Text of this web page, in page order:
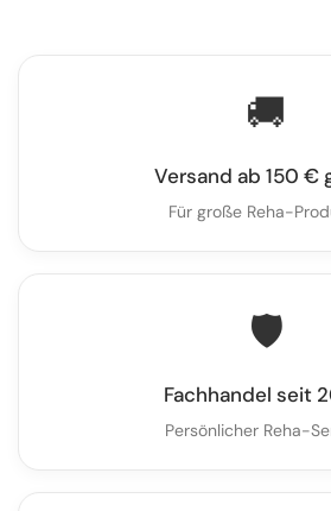
🚚
Versand ab 150 €
Für große Reha-
🛡️
Fachhandel seit
Persönlicher Reha-